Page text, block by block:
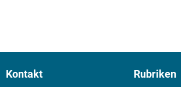
Kontakt Rubriken